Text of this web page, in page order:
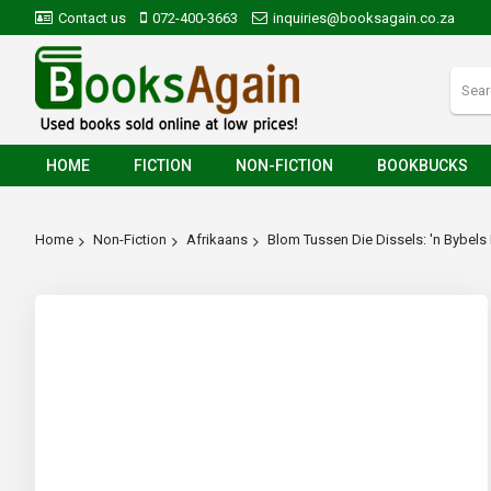
Contact us 072-400-3663 inquiries@booksagain.co.za
HOME FICTION NON-FICTION BOOKBUCKS
Home Non-Fiction Afrikaans Blom Tussen Die Dissels: 'n